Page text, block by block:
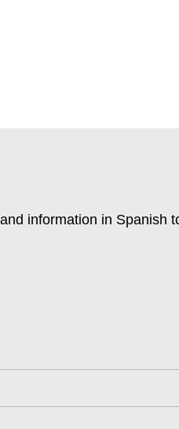
information in Spanish